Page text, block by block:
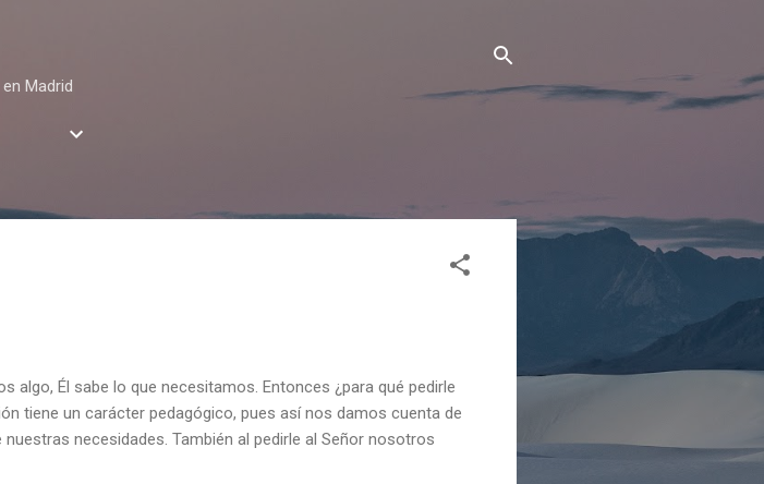
Madrid
algo, Él sabe lo que necesitamos. Entonces ¿para qué pedirle
tiene un carácter pedagógico, pues así nos damos cuenta de
necesidades. También al pedirle al Señor nosotros